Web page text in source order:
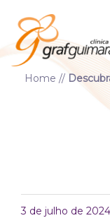
Home //
3 de julho de 2024